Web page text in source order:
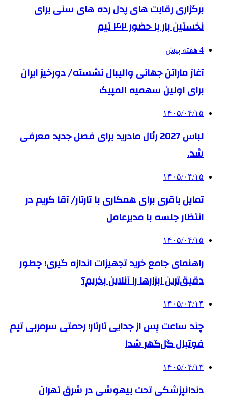
برگزاری رقابت های پدل رده های سنی برای
نخستین بار با حضور ۴۲ تیم
4 هفته پیش
آغاز ماراتن جهانی والیبال نشسته/ دورخیز ایران
برای اولین سهمیه المپیک
۱۴۰۵/۰۴/۱۵
لباس 2027 رئال مادرید برای فصل جدید معرفی
شد.
۱۴۰۵/۰۴/۱۵
تمایل باقری برای همکاری با تارتار/ آقا کریم در
انتظار جلسه با مدیرعامل
۱۴۰۵/۰۴/۱۵
راهنمای جامع خرید تجهیزات اندازه گیری؛ چطور
دقیق‌ترین ابزارها را آنلاین بخریم؟
۱۴۰۵/۰۴/۱۴
چند ساعت پس از جدایی تارتار؛ رحمتی سرمربی تیم
فوتبال گل‌گهر شد!
۱۴۰۵/۰۴/۱۳
دندانپزشکی تحت بیهوشی در شرق تهران